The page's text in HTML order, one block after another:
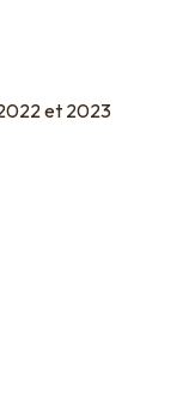
et 2023